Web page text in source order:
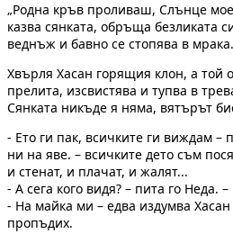
„Родна кръв проливаш, Слънце
казва сянката, обръща безликата
веднъж и бавно се стопява в мрака.
Хвърля Хасан горящия клон, а той
прелита, изсвистява и тупва в
Сянката никъде я няма, вятърът
- Ето ги пак, всичките ги виждам –
ни на яве. – всичките дето съм
и стенат, и плачат, и жалят...
- А сега кого видя? – пита го Неда.
- На майка ми – едва издумва
пропъдих.